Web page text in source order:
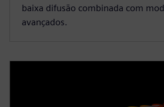
baixa difusão combinada com
avançados.